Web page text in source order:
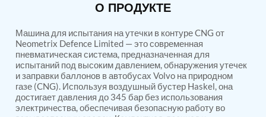
Air Droppable Container
Computerized Microprocessor Controlled Dv Test
Bench
Computerized Based Test Bench For Panel
Mounted Brake System For Lhb Coaches
Pressure Cycle Test System
PSA Oxygen Generation Plant-500 LPM
PSA Oxygen Generation Plant-200 LPM
О ПРОДУКТЕ
Машина для испытания на утечки в контуре CNG от
Neometrix Defence Limited — это современная
пневматическая система, предназначенная для
испытаний под высоким давлением, обнаружения утечек
и заправки баллонов в автобусах Volvo на природном
газе (CNG). Используя воздушный бустер Haskel, она
достигает давления до 345 бар без использования
электричества, обеспечивая безопасную работу во